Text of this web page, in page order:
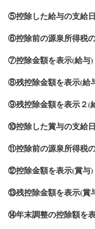
⑤控除した給与の支給
⑥控除前の源泉所得税
⑦控除金額を表示(給与)
⑧残控除金額を表示(給
⑨残控除金額を表示２(
⑩控除した賞与の支給
⑪控除前の源泉所得税
⑫控除金額を表示(賞与)
⑬残控除金額を表示(賞
⑭年末調整の控除額を